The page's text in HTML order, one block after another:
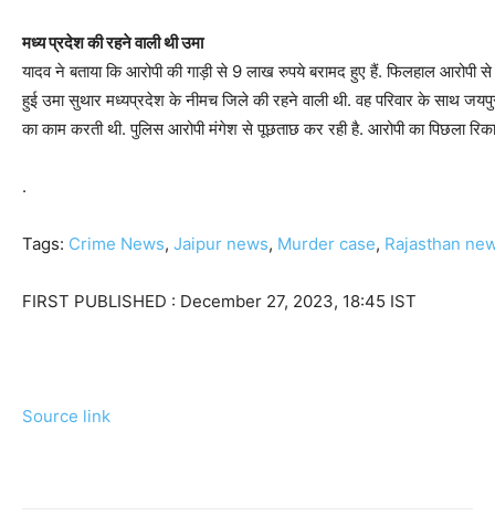
मध्य प्रदेश की रहने वाली थी उमा
यादव ने बताया कि आरोपी की गाड़ी से 9 लाख रुपये बरामद हुए हैं. फिलहाल आरोपी
हुई उमा सुथार मध्यप्रदेश के नीमच जिले की रहने वाली थी. वह परिवार के साथ
का काम करती थी. पुलिस आरोपी मंगेश से पूछताछ कर रही है. आरोपी का पिछला
.
Tags: Crime News, Jaipur news, Murder case, Rajasthan
FIRST PUBLISHED : December 27, 2023, 18:45 IST
Source link